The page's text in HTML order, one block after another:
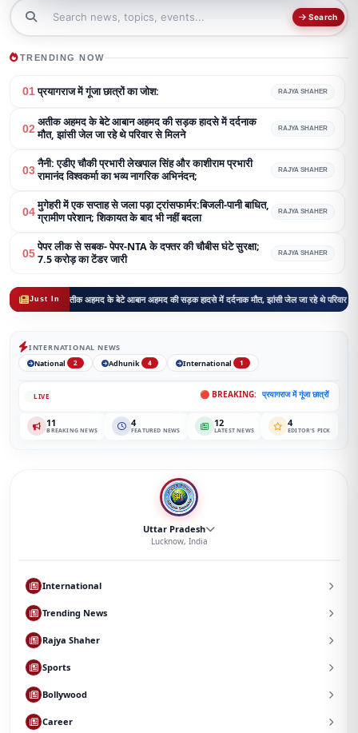
Search
TRENDING NOW
01प्रयागराज में गूंजा छात्रों का जोश: RAJYA SHAHER
02 अतीक अहमद के बेटे आबान अहमद की सड़क हादसे में दर्दनाक
मौत, झांसी जेल जा रहे थे परिवार से मिलने
RAJYA SHAHER
03नैनी: एडीए चौकी प्रभारी लेखपाल सिंह और काशीराम प्रभारी
रामानंद विश्वकर्मा का भव्य नागरिक अभिनंदन;
RAJYA SHAHER
04मुगेहरी में एक सप्ताह से जला पड़ा ट्रांसफार्मर:बिजली-पानी बाधित,
ग्रामीण परेशान; शिकायत के बाद भी नहीं बदला
RAJYA SHAHER
05पेपर लीक से सबक- पेपर-NTA के दफ्तर की चौबीस घंटे सुरक्षा;
7.5 करोड़ का टेंडर जारी
RAJYA SHAHER
Just In
अतीक अहमद के बेटे आबान अहमद की सड़क हादसे में दर्दनाक मौत, झांसी जेल जा रहे थे परिवार से मिलने
INTERNATIONAL NEWS
National
2 Adhunik 4 International 1
LIVE 🔴 BREAKING: प्रयागराज में गूंजा छात्रों का जोश:
11
BREAKING NEWS
4
FEATURED NEWS
12
LATEST NEWS
4
EDITOR'S PICK
Uttar Pradesh
Lucknow, India
International
Trending News
Rajya Shaher
Sports
Bollywood
Career